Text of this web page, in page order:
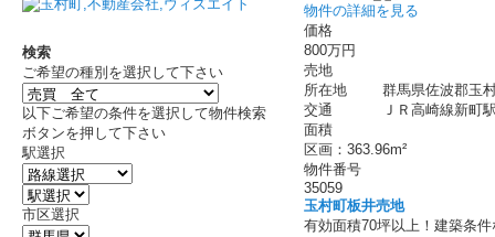
物件の詳細を見る
価格
800万円
売地
所在地
群馬県佐波郡玉
交通
ＪＲ高崎線新町
面積
区画：363.96m²
物件番号
35059
玉村町板井売地
有効面積70坪以上！建築条
検索
ご希望の種別を選択して下さい
以下ご希望の条件を選択して物件検索
ボタンを押して下さい
駅選択
市区選択